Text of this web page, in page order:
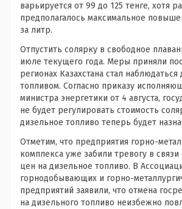
варьируется от 99 до 125 тенге, хотя
предполагалось максимальное
за литр.
Отпустить солярку в свободное
июле текущего года. Меры приняли
регионах Казахстана стал
топливом. Согласно приказу
министра энергетики от 4 августа,
не будет регулировать стоимость
дизельное топливо теперь будет
Отметим, что предприятия горно-
комплекса уже забили тревогу в
цен на дизельное топливо. В
горнодобывающих и горно-
предприятий заявили, что отмена
на дизельного топливо неизбежно